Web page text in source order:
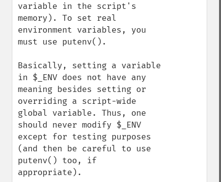
variable in the script's
memory). To set real
environment variables, you
must use putenv().
Basically, setting a variable
in $_ENV does not have any
meaning besides setting or
overriding a script-wide
global variable. Thus, one
should never modify $_ENV
except for testing purposes
(and then be careful to use
putenv() too, if
appropriate).